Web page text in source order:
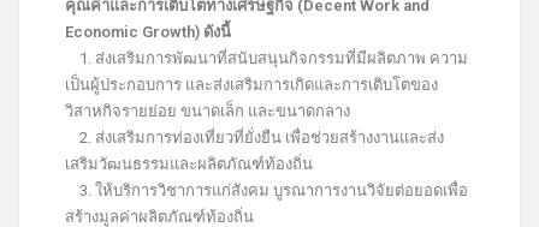
คุณค่าและการเติบโตทางเศรษฐกิจ (Decent Work and
Economic Growth) ดังนี้
1. ส่งเสริมการพัฒนาที่สนับสนุนกิจกรรมที่มีผลิตภาพ ความ
เป็นผู้ประกอบการ และส่งเสริมการเกิดและการเติบโตของ
วิสาหกิจรายย่อย ขนาดเล็ก และขนาดกลาง
2. ส่งเสริมการท่องเที่ยวที่ยั่งยืน เพื่อช่วยสร้างงานและส่ง
เสริมวัฒนธรรมและผลิตภัณฑ์ท้องถิ่น
3. ให้บริการวิชาการแก่สังคม บูรณาการงานวิจัยต่อยอดเพื่อ
สร้างมูลค่าผลิตภัณฑ์ท้องถิ่น